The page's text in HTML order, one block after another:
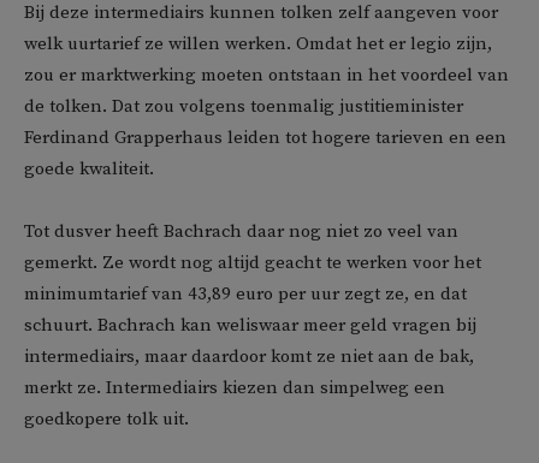
Bij deze intermediairs kunnen tolken zelf aangeven voor
welk uurtarief ze willen werken. Omdat het er legio zijn,
zou er marktwerking moeten ontstaan in het voordeel van
de tolken. Dat zou volgens toenmalig justitieminister
Ferdinand Grapperhaus leiden tot hogere tarieven en een
goede kwaliteit.
Tot dusver heeft Bachrach daar nog niet zo veel van
gemerkt. Ze wordt nog altijd geacht te werken voor het
minimumtarief van 43,89 euro per uur zegt ze, en dat
schuurt. Bachrach kan weliswaar meer geld vragen bij
intermediairs, maar daardoor komt ze niet aan de bak,
merkt ze. Intermediairs kiezen dan simpelweg een
goedkopere tolk uit.